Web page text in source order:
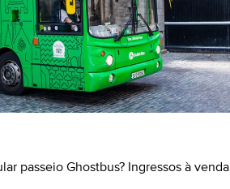
passeio Ghostbus? Ingressos à venda